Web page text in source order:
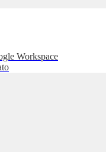
Workspace